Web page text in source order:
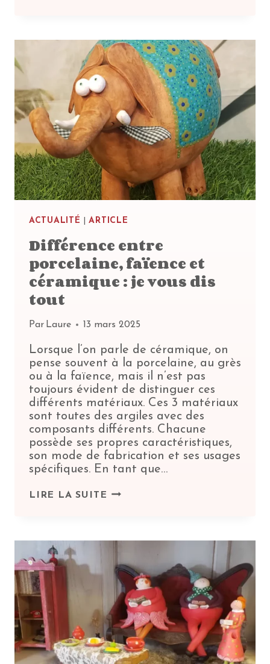
3
ARTISANES
QUE
J’ACCUEILLE.
ACTUALITÉ |ARTICLE
Différence entre
porcelaine, faïence et
céramique : je vous dis
tout
Par Laure 13 mars 2025
Lorsque l’on parle de céramique, on
pense souvent à la porcelaine, au grès
ou à la faïence, mais il n’est pas
toujours évident de distinguer ces
différents matériaux. Ces 3 matériaux
sont toutes des argiles avec des
composants différents. Chacune
possède ses propres caractéristiques,
son mode de fabrication et ses usages
spécifiques. En tant que…
LIRE LA SUITE DIFFÉRENCE
JE
VOUS
DIS
TOUT